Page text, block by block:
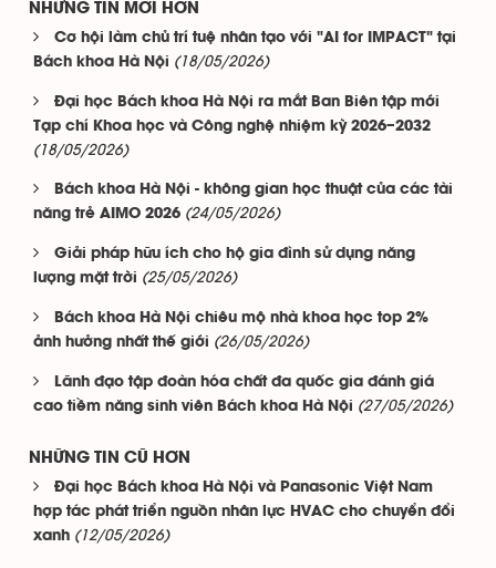
NHỮNG TIN MỚI HƠN
Cơ hội làm chủ trí tuệ nhân tạo với "AI for IMPACT" tại
Bách khoa Hà Nội (18/05/2026)
Đại học Bách khoa Hà Nội ra mắt Ban Biên tập mới
Tạp chí Khoa học và Công nghệ nhiệm kỳ 2026–2032
(18/05/2026)
Bách khoa Hà Nội - không gian học thuật của các tài
năng trẻ AIMO 2026 (24/05/2026)
Giải pháp hữu ích cho hộ gia đình sử dụng năng
lượng mặt trời (25/05/2026)
Bách khoa Hà Nội chiêu mộ nhà khoa học top 2%
ảnh hưởng nhất thế giới (26/05/2026)
Lãnh đạo tập đoàn hóa chất đa quốc gia đánh giá
cao tiềm năng sinh viên Bách khoa Hà Nội (27/05/2026)
NHỮNG TIN CŨ HƠN
Đại học Bách khoa Hà Nội và Panasonic Việt Nam
hợp tác phát triển nguồn nhân lực HVAC cho chuyển đổi
xanh (12/05/2026)